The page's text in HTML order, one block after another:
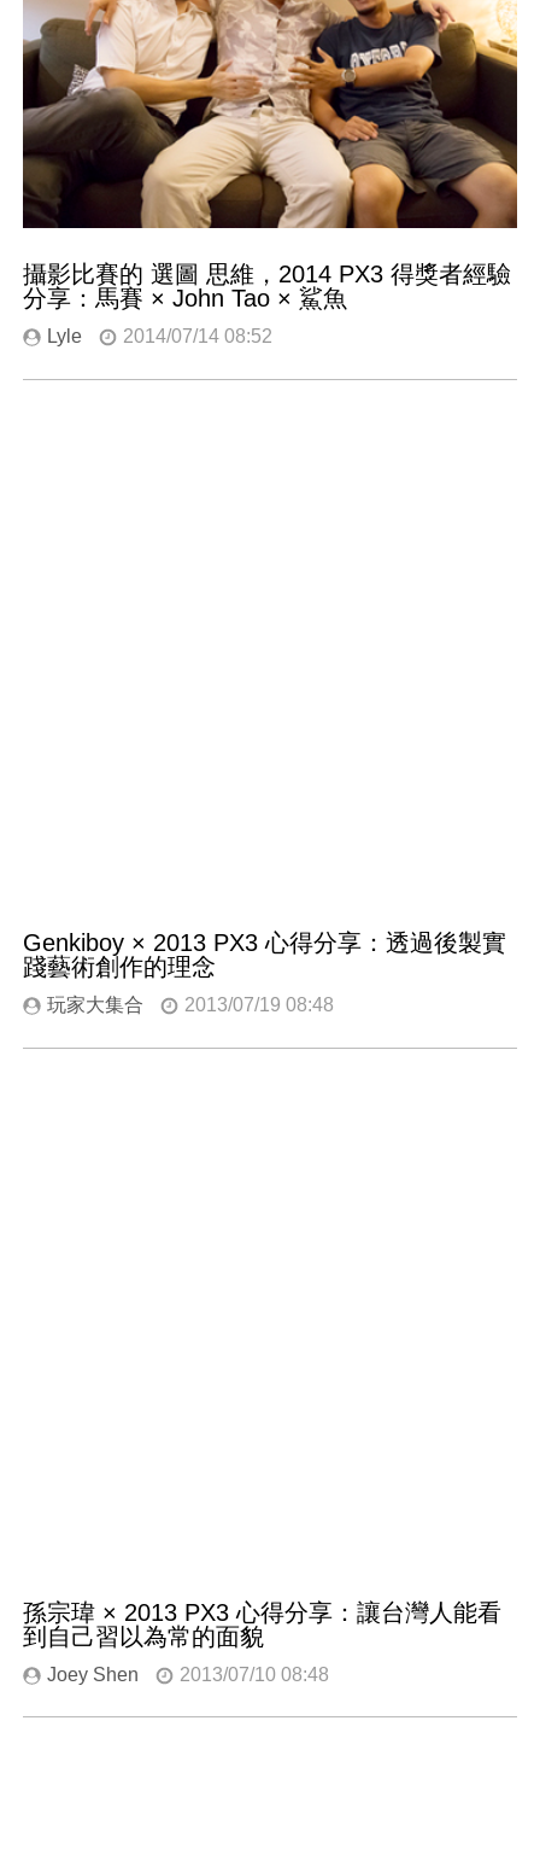
攝影比賽的 選圖 思維，2014 PX3 得獎者經驗
分享：馬賽 × John Tao × 鯊魚
Lyle 2014/07/14 08:52
Genkiboy × 2013 PX3 心得分享：透過後製實
踐藝術創作的理念
玩家大集合 2013/07/19 08:48
孫宗瑋 × 2013 PX3 心得分享：讓台灣人能看
到自己習以為常的面貌
Joey Shen 2013/07/10 08:48